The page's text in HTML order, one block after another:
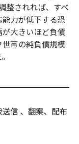
整されれば、すべ
力が低下する恐
大きいほど負債
帯の純負債規模
信 、翻案、配布